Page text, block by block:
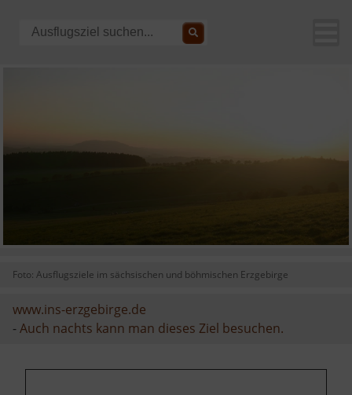
Foto: Ausflugsziele im sächsischen und böhmischen Erzgebirge
www.ins-erzgebirge.de
-Auch nachts kann man dieses Ziel besuchen.